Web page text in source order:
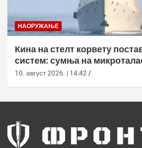
НАОРУЖАЊЕ
Кина на стелт корвету
систем: сумња на
против дронова
10. август 2026. | 14:42